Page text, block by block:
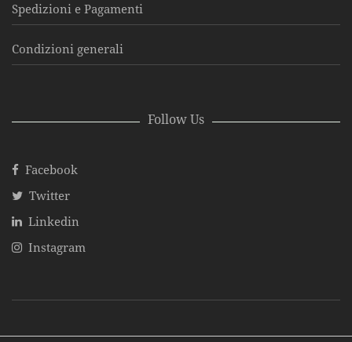
Spedizioni e Pagamenti
Condizioni generali
Follow Us
Facebook
Twitter
Linkedin
Instagram